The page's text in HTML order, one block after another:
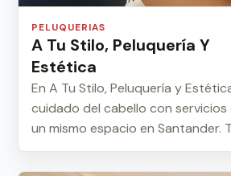
PELUQUERIAS
A Tu Stilo, Peluquería Y
Estética
En A Tu Stilo, Peluquería y
cuidado del cabello con
un mismo espacio en Santander.